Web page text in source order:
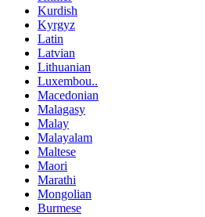
Kurdish
Kyrgyz
Latin
Latvian
Lithuanian
Luxembou..
Macedonian
Malagasy
Malay
Malayalam
Maltese
Maori
Marathi
Mongolian
Burmese